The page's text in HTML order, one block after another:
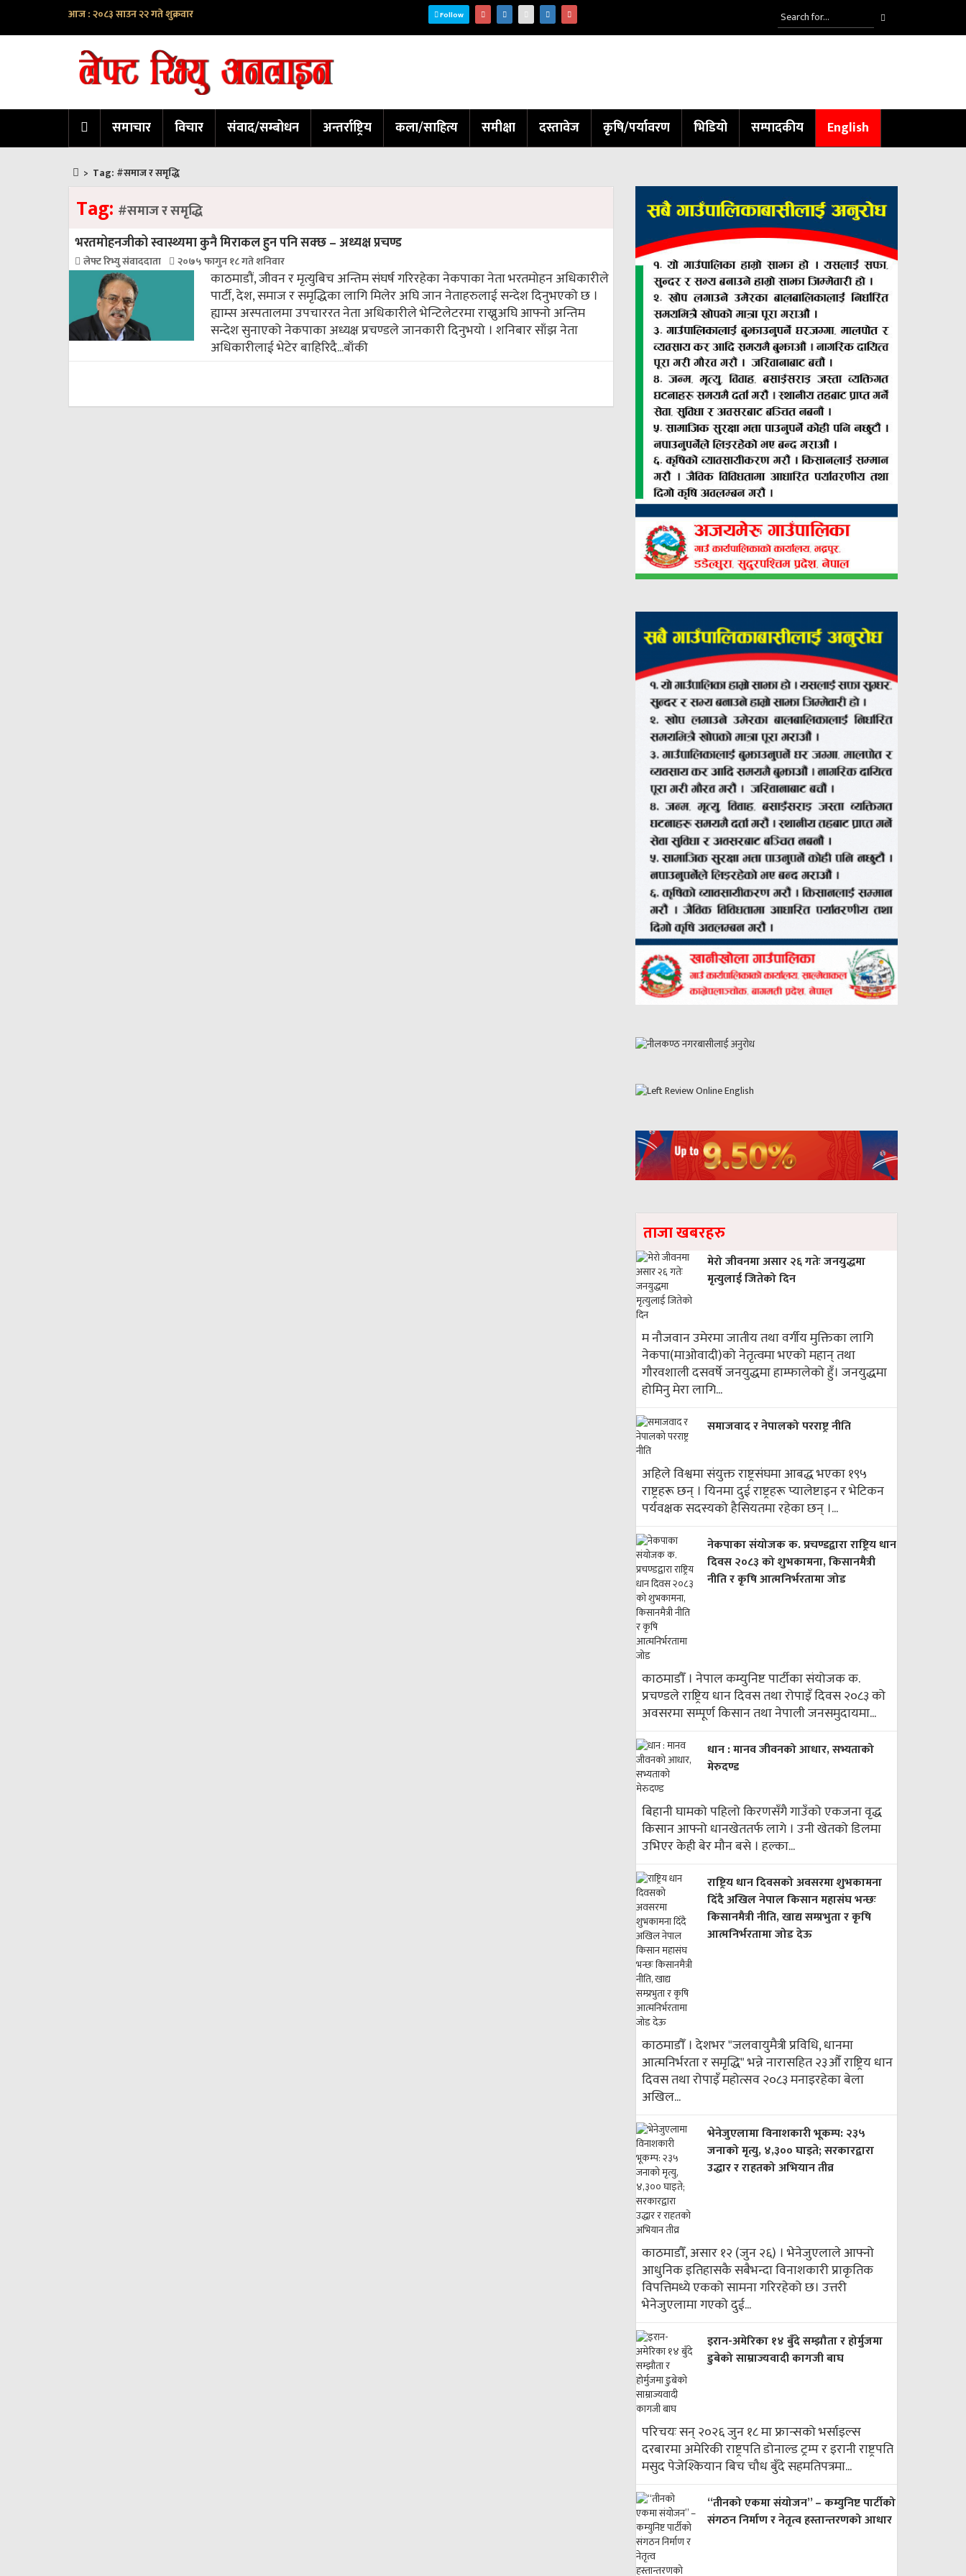
आज : २०८३ साउन २२ गते शुक्रवार Follow
समाचार विचार संवाद/सम्बोधन अन्तर्राष्ट्रिय कला/साहित्य समीक्षा दस्तावेज कृषि/पर्यावरण भिडियो सम्पादकीय English
> Tag: #समाज र समृद्धि
Tag: #समाज र समृद्धि
भरतमोहनजीको स्वास्थ्यमा कुनै मिराकल हुन पनि सक्छ – अध्यक्ष प्रचण्ड
लेफ्ट रिभ्यु संवाददाता २०७५ फागुन १८ गते शनिवार
काठमाडौं, जीवन र मृत्युबिच अन्तिम संघर्ष गरिरहेका नेकपाका नेता भरतमोहन अधिकारीले
पार्टी, देश, समाज र समृद्धिका लागि मिलेर अघि जान नेताहरुलाई सन्देश दिनुभएको छ ।
ह्याम्स अस्पतालमा उपचाररत नेता अधिकारीले भेन्टिलेटरमा राख्नुअघि आफ्नो अन्तिम
सन्देश सुनाएको नेकपाका अध्यक्ष प्रचण्डले जानकारी दिनुभयो । शनिबार साँझ नेता
अधिकारीलाई भेटेर बाहिरिदै...बाँकी
ताजा खबरहरु
मेरो जीवनमा असार २६ गतेः जनयुद्धमा
मृत्युलाई जितेको दिन
म नौजवान उमेरमा जातीय तथा वर्गीय मुक्तिका लागि
नेकपा(माओवादी)को नेतृत्वमा भएको महान् तथा
गौरवशाली दसवर्षे जनयुद्धमा हाम्फालेको हुँ। जनयुद्धमा
होमिनु मेरा लागि...
समाजवाद र नेपालको परराष्ट्र नीति
अहिले विश्वमा संयुक्त राष्ट्रसंघमा आबद्ध भएका १९५
राष्ट्रहरू छन् । यिनमा दुई राष्ट्रहरू प्यालेष्टाइन र भेटिकन
पर्यवक्षक सदस्यको हैसियतमा रहेका छन् ।...
नेकपाका संयोजक क. प्रचण्डद्वारा राष्ट्रिय धान
दिवस २०८३ को शुभकामना, किसानमैत्री
नीति र कृषि आत्मनिर्भरतामा जोड
काठमाडौँ । नेपाल कम्युनिष्ट पार्टीका संयोजक क.
प्रचण्डले राष्ट्रिय धान दिवस तथा रोपाइँ दिवस २०८३ को
अवसरमा सम्पूर्ण किसान तथा नेपाली जनसमुदायमा...
धान : मानव जीवनको आधार, सभ्यताको
मेरुदण्ड
बिहानी घामको पहिलो किरणसँगै गाउँको एकजना वृद्ध
किसान आफ्नो धानखेततर्फ लागे । उनी खेतको डिलमा
उभिएर केही बेर मौन बसे । हल्का...
राष्ट्रिय धान दिवसको अवसरमा शुभकामना
दिँदै अखिल नेपाल किसान महासंघ भन्छः
किसानमैत्री नीति, खाद्य सम्प्रभुता र कृषि
आत्मनिर्भरतामा जोड देऊ
काठमाडौँ । देशभर "जलवायुमैत्री प्रविधि, धानमा
आत्मनिर्भरता र समृद्धि" भन्ने नारासहित २३औँ राष्ट्रिय धान
दिवस तथा रोपाइँ महोत्सव २०८३ मनाइरहेका बेला
अखिल...
भेनेजुएलामा विनाशकारी भूकम्प: २३५
जनाको मृत्यु, ४,३०० घाइते; सरकारद्वारा
उद्धार र राहतको अभियान तीव्र
काठमाडौँ, असार १२ (जुन २६) । भेनेजुएलाले आफ्नो
आधुनिक इतिहासकै सबैभन्दा विनाशकारी प्राकृतिक
विपत्तिमध्ये एकको सामना गरिरहेको छ। उत्तरी
भेनेजुएलामा गएको दुई...
इरान-अमेरिका १४ बुँदे सम्झौता र होर्मुजमा
डुबेको साम्राज्यवादी कागजी बाघ
परिचयः सन् २०२६ जुन १८ मा फ्रान्सको भर्साइल्स
दरबारमा अमेरिकी राष्ट्रपति डोनाल्ड ट्रम्प र इरानी राष्ट्रपति
मसुद पेजेश्कियान बिच चौध बुँदे सहमतिपत्रमा...
“तीनको एकमा संयोजन” – कम्युनिष्ट पार्टीको
संगठन निर्माण र नेतृत्व हस्तान्तरणको आधार